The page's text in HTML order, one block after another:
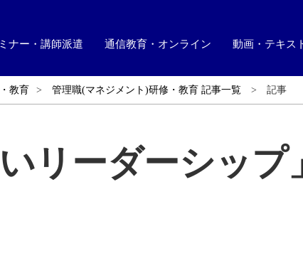
ナー・講師派遣 通信教育・オンライン 動画・テキス
教育 管理職(マネジメント)研修・教育 記事一覧 記事
リーダーシップ